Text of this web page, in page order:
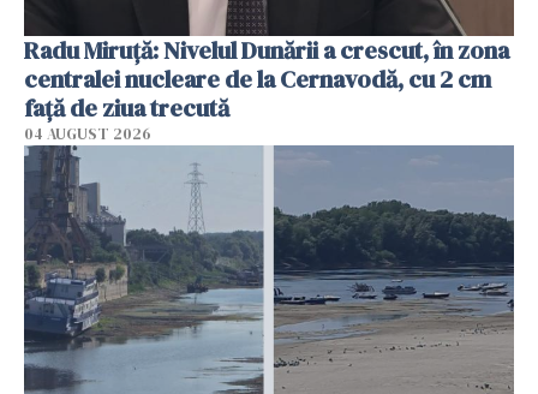
Radu Miruţă: Nivelul Dunării a crescut, în zona
centralei nucleare de la Cernavodă, cu 2 cm
faţă de ziua trecută
04 AUGUST 2026